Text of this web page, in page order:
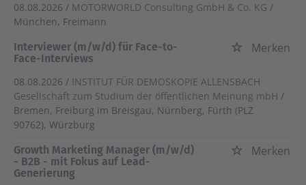
08.08.2026 / MOTORWORLD Consulting GmbH & Co. KG /
München, Freimann
Interviewer (m/w/d) für Face-to-
Face-Interviews
Merken
08.08.2026 / INSTITUT FÜR DEMOSKOPIE ALLENSBACH
Gesellschaft zum Studium der öffentlichen Meinung mbH /
Bremen, Freiburg im Breisgau, Nürnberg, Fürth (PLZ
90762), Würzburg
Growth Marketing Manager (m/w/d)
- B2B - mit Fokus auf Lead-
Generierung
Merken